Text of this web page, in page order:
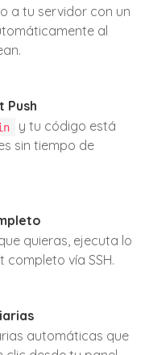
a tu servidor con un
al
Push
y tu código está
sin tiempo de
quieras, ejecuta lo
completo vía SSH.
automáticas que